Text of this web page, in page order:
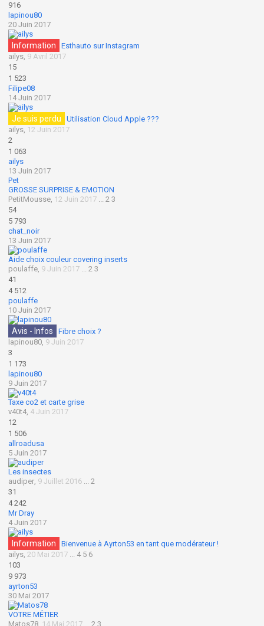
916
lapinou80
20 Juin 2017
Information
Esthauto sur Instagram
ailys, 9 Avril 2017
15
1 523
Filipe08
14 Juin 2017
Je suis perdu
Utilisation Cloud Apple ???
ailys, 12 Juin 2017
2
1 063
ailys
13 Juin 2017
Pet
GROSSE SURPRISE & EMOTION
PetitMousse, 12 Juin 2017 ... 2 3
54
5 793
chat_noir
13 Juin 2017
Aide choix couleur covering inserts
poulaffe, 9 Juin 2017 ... 2 3
41
4 512
poulaffe
10 Juin 2017
Avis - Infos
Fibre choix ?
lapinou80, 9 Juin 2017
3
1 173
lapinou80
9 Juin 2017
Taxe co2 et carte grise
v40t4, 4 Juin 2017
12
1 506
allroadusa
5 Juin 2017
Les insectes
audiper, 9 Juillet 2016 ... 2
31
4 242
Mr Dray
4 Juin 2017
Information
Bienvenue à Ayrton53 en tant que modérateur !
ailys,20 Mai 2017 ... 4 5 6
103
9 973
ayrton53
30 Mai 2017
VOTRE MÉTIER
Matos78 14 Mai 2017 2 3